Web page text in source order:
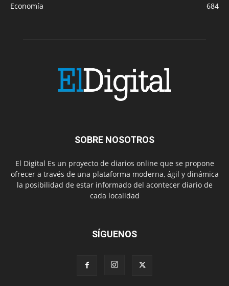
Economía
684
SOBRE NOSOTROS
El Digital Es un proyecto de diarios online que se propone
ofrecer a través de una plataforma moderna, ágil y dinámica
la posibilidad de estar informado del acontecer diario de
cada localidad
SÍGUENOS